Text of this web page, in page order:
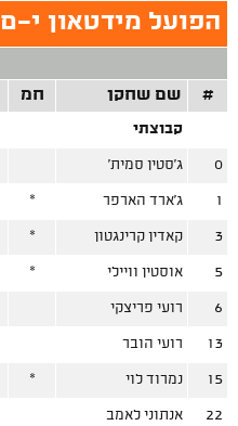
הפועל מידטאון י-ם
#
שם שחקן חמ
קבוצתי
0 ג'סטין סמית'
1 ג'ארד הארפר *
3 קאדין קרינגטון *
5 אוסטין וויילי *
6 רועי פריצקי
13 רועי הובר
15 נמרוד לוי *
22 אנתוני לאמב